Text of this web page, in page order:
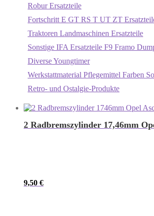
Robur Ersatzteile
Fortschritt E GT RS T UT ZT
Traktoren Landmaschinen Ersatzteile
Sonstige IFA Ersatzteile F9 Framo
Diverse Youngtimer
Werkstattmaterial Pflegemittel Farben
Retro- und Ostalgie-Produkte
2 Radbremszylinder 17,46mm
9,50 €